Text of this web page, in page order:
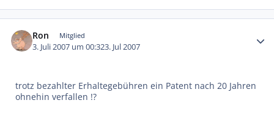
Ron Mitglied
3. Juli 2007 um 00:323. Jul 2007
trotz bezahlter Erhaltegebühren ein Patent nach 20 Jahren
ohnehin verfallen !?